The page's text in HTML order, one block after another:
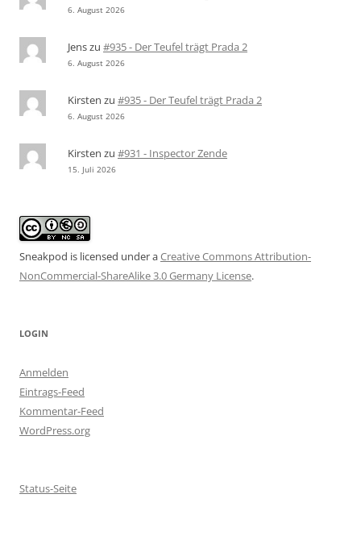
6. August 2026
Jenszu #935 - Der Teufel trägt Prada 2
6. August 2026
Kirsten zu #935 - Der Teufel trägt Prada 2
6. August 2026
Kirsten zu #931 - Inspector Zende
15. Juli 2026
Sneakpod is licensed under aCreative Commons Attribution-
NonCommercial-ShareAlike 3.0 Germany License.
LOGIN
Anmelden
Eintrags-Feed
Kommentar-Feed
WordPress.org
Status-Seite